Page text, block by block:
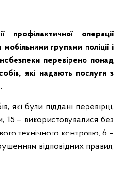
операції
групами поліції і
перевірено понад
які надають послуги з
які були піддані перевірці,
15 – використовувалися без
технічного контролю, 6 –
відповідних правил,